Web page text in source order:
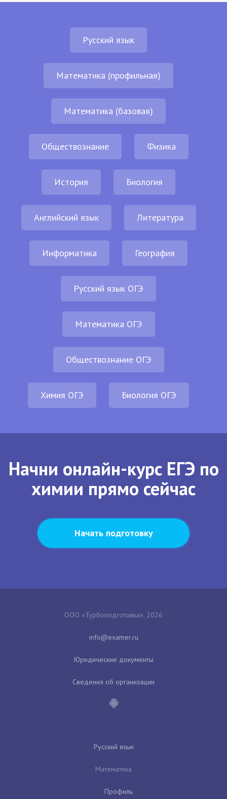
Русский язык
Математика (профильная)
Математика (базовая)
Обществознание Физика
История Биология
Английский язык Литература
Информатика География
Русский язык ОГЭ
Математика ОГЭ
Обществознание ОГЭ
Химия ОГЭ Биология ОГЭ
Начни онлайн-курс ЕГЭ по
химии прямо сейчас
Начать подготовку
ООО «Турбоподготовка», 2026
Юридические документы
Сведения об организации
Русский язык
Математика
Профиль